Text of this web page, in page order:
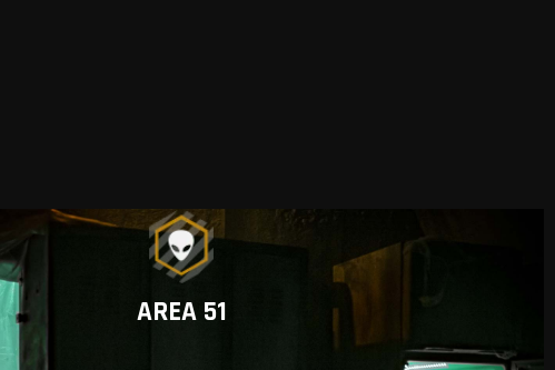
AREA 51